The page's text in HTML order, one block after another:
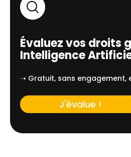
Évaluez vos droits
Intelligence
➝ Gratuit, sans engagement,
J'évalue !